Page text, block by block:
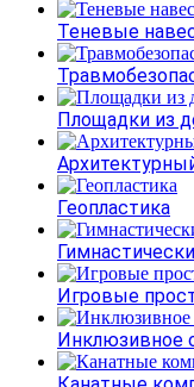
Теневые
Площадки из
Геопластика
Игровые
Инклюзивное